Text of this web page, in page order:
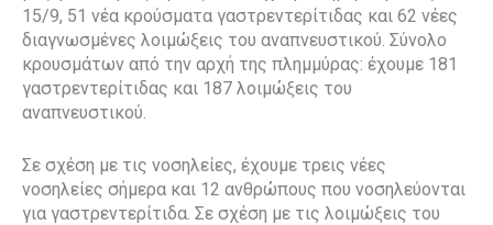
15/9, 51 νέα κρούσματα γαστρεντερίτιδας και 62 νέες
διαγνωσμένες λοιμώξεις του αναπνευστικού. Σύνολο
κρουσμάτων από την αρχή της πλημμύρας: έχουμε 181
γαστρεντερίτιδας και 187 λοιμώξεις του
αναπνευστικού.
Σε σχέση με τις νοσηλείες, έχουμε τρεις νέες
νοσηλείες σήμερα και 12 ανθρώπους που νοσηλεύονται
για γαστρεντερίτιδα. Σε σχέση με τις λοιμώξεις του